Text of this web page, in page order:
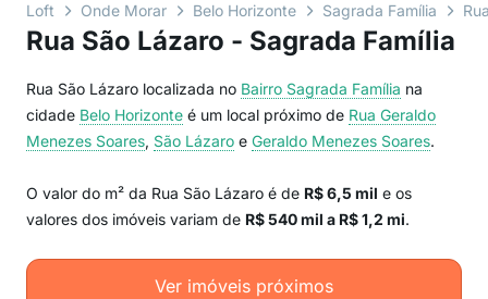
Loft Onde Morar Belo Horizonte Sagrada Família
Rua São Lázaro - Sagrada Família
Rua São Lázaro localizada no Bairro Sagrada Família na
cidade Belo Horizonte é um local próximo de Rua Geraldo
Menezes Soares, São Lázaro e Geraldo Menezes Soares.
O valor do m² da Rua São Lázaro é de R$ 6,5 mil e os
valores dos imóveis variam de R$ 540 mil a R$ 1,2 mi.
Ver imóveis próximos